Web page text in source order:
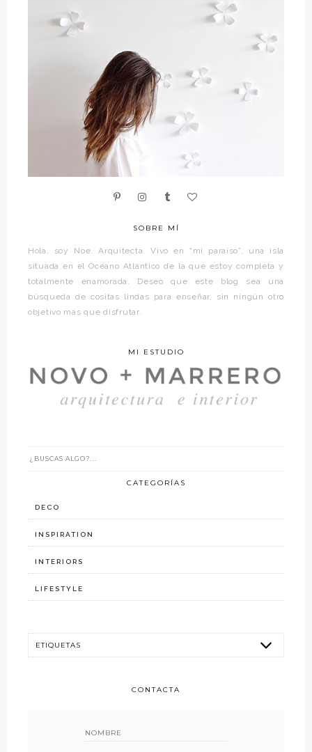
SOBRE MÍ
Hola, soy Noe. Arquitecta. Vivo en “mi paraíso”, una isla
situada en el Océano Atlántico de la que estoy completa y
totalmente enamorada. Deseo que este blog sea una
búsqueda de cositas lindas para enseñar, sin ningún otro
objetivo más que disfrutar.
MI ESTUDIO
CATEGORÍAS
DECO
INSPIRATION
INTERIORS
LIFESTYLE
CONTACTA